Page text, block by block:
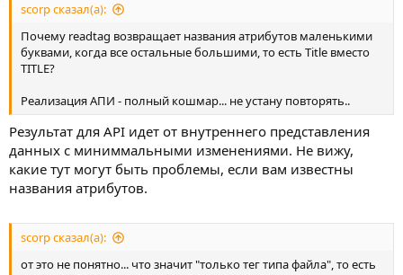
scorp сказал(а):
Почему readtag возвращает названия атрибутов маленькими
буквами, когда все остальные большими, то есть Title вместо
TITLE?
Реализация АПИ - полный кошмар... не устану повторять..
Результат для API идет от внутреннего представления
данных с миниммальными изменениями. Не вижу,
какие тут могут быть проблемы, если вам известны
названия атрибутов.
scorp сказал(а):
от это не понятно... что значит "только тег типа файла", то есть